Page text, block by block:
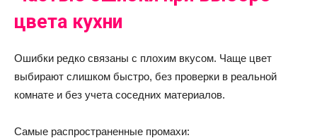
цвета кухни
Ошибки редко связаны с плохим вкусом. Чаще цвет
выбирают слишком быстро, без проверки в реальной
комнате и без учета соседних материалов.
Самые распространенные промахи: